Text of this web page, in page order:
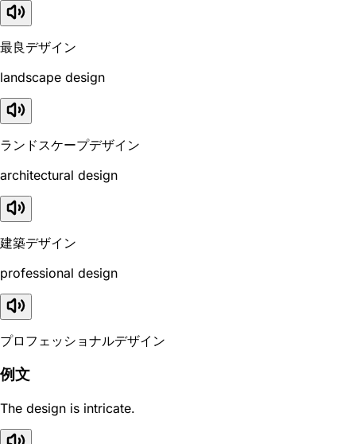
最良デザイン
landscape design
ランドスケープデザイン
architectural design
建築デザイン
professional design
プロフェッショナルデザイン
例文
The design is intricate.